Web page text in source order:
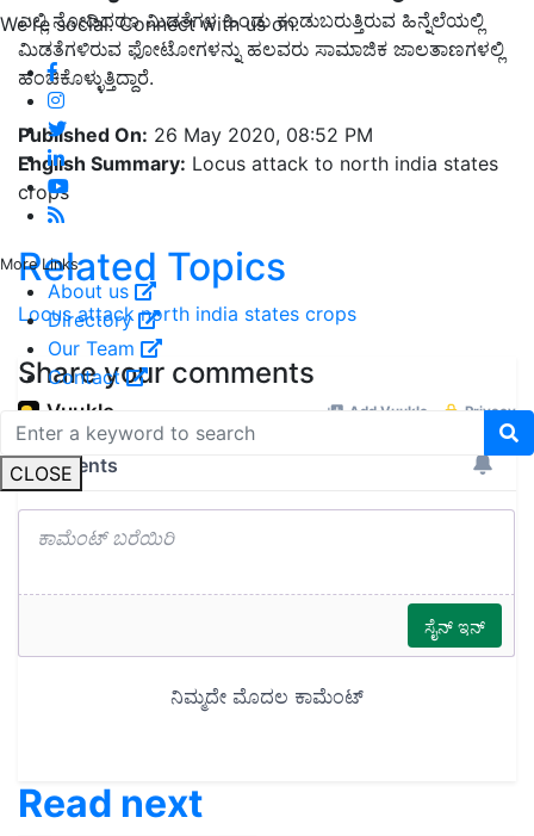
We're social. Connect with us on:
More Links
About us
Directory
Our Team
Contact
CLOSE
ಎಲ್ಲಿ ನೋಡಿದರೂ ಮಿಡತೆಗಳ ಹಿಂಡು ಕಂಡುಬರುತ್ತಿರುವ ಹಿನ್ನೆಲೆಯಲ್ಲಿ
ಮಿಡತೆಗಳಿರುವ ಫೋಟೋಗಳನ್ನು ಹಲವರು ಸಾಮಾಜಿಕ ಜಾಲತಾಣಗಳಲ್ಲಿ
ಹಂಚಿಕೊಳ್ಳುತ್ತಿದ್ದಾರೆ.
Published On: 26 May 2020, 08:52 PM
English Summary: Locus attack to north india states
crops
Related Topics
Locus attack north india states crops
Share your comments
Read next